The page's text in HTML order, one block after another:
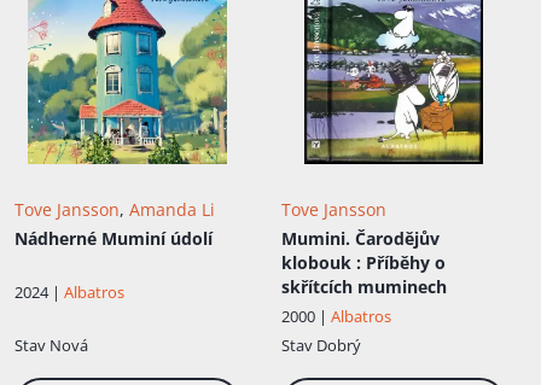
Tove Jansson, Amanda Li
Nádherné Muminí údolí
2024 | Albatros
Stav Nová
Tove Jansson
Mumini. Čarodějův
klobouk : Příběhy o
skřítcích muminech
2000 | Albatros
Stav Dobrý